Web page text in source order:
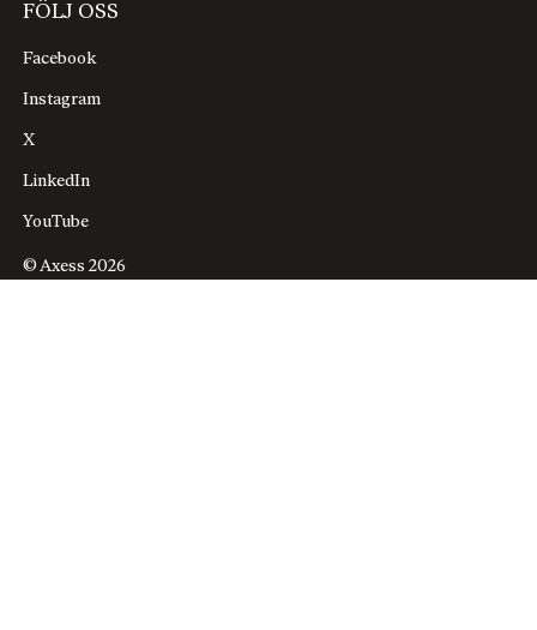
FÖLJ OSS
Facebook
Instagram
X
LinkedIn
YouTube
© Axess 2026